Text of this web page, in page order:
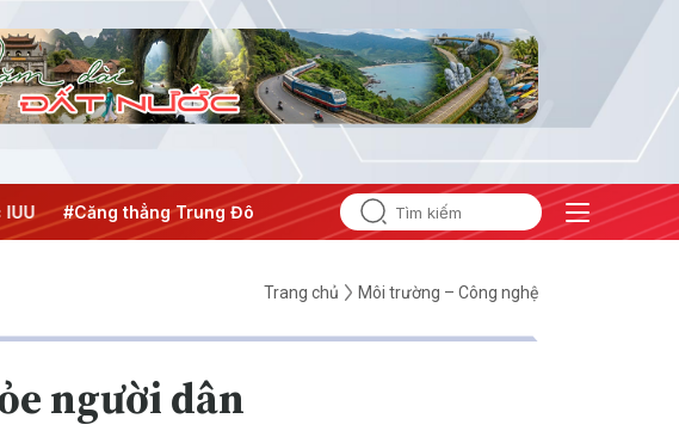
thẳng Trung Đông #An ninh năng lượng #Bảo vệ nền tảng tư tưởng
Trang chủ Môi trường – Công nghệ
người dân